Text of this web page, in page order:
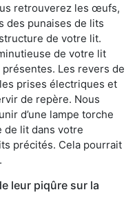
retrouverez les œufs,
des punaises de lits
de votre lit.
de votre lit
Les revers de
prises électriques et
de repère. Nous
d’une lampe torche
de lit dans votre
précités. Cela pourrait
leur piqûre sur la